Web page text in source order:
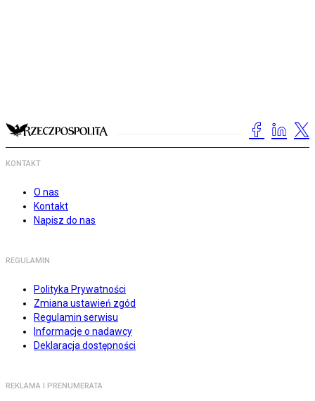
KONTAKT
O nas
Kontakt
Napisz do nas
REGULAMIN
Polityka Prywatności
Zmiana ustawień zgód
Regulamin serwisu
Informacje o nadawcy
Deklaracja dostępności
REKLAMA I PRENUMERATA